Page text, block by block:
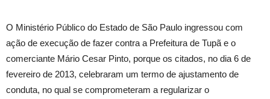
O Ministério Público do Estado de São Paulo ingressou com
ação de execução de fazer contra a Prefeitura de Tupã e o
comerciante Mário Cesar Pinto, porque os citados, no dia 6 de
fevereiro de 2013, celebraram um termo de ajustamento de
conduta, no qual se comprometeram a regularizar o